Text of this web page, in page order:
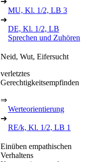
MU, Kl. 1/2, LB 3
➔
DE, Kl. 1/2, LB
Sprechen und Zuhören
Neid, Wut, Eifersucht
verletztes
Gerechtigkeitsempfinden
⇒
Werteorientierung
➔
RE/k, Kl. 1/2, LB 1
Einüben empathischen
Verhaltens